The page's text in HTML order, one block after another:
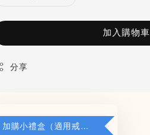
加入購物車
分享
加購小禮盒（適用戒指/項鍊/耳環）5*8*2.8